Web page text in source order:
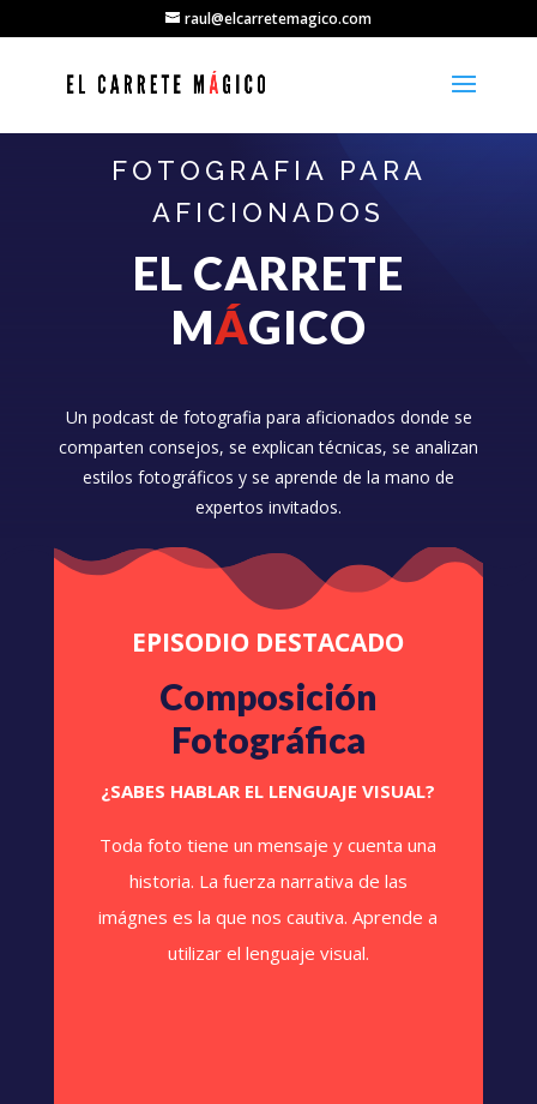
raul@elcarretemagico.com
FOTOGRAFIA PARA
AFICIONADOS
EL CARRETE
MÁGICO
Un podcast de fotografia para aficionados donde se
comparten consejos, se explican técnicas, se analizan
estilos fotográficos y se aprende de la mano de
expertos invitados.
EPISODIO DESTACADO
Composición
Fotográfica
¿SABES HABLAR EL LENGUAJE VISUAL?
Toda foto tiene un mensaje y cuenta una
historia. La fuerza narrativa de las
imágnes es la que nos cautiva. Aprende a
utilizar el lenguaje visual.